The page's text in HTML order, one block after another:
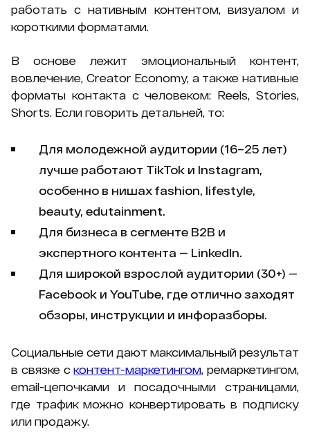
работать с нативным контентом, визуалом и
короткими форматами.
В основе лежит эмоциональный контент,
вовлечение, Creator Economy, а также нативные
форматы контакта с человеком: Reels, Stories,
Shorts. Если говорить детальней, то:
Для молодежной аудитории (16–25 лет)
лучше работают TikTok и Instagram,
особенно в нишах fashion, lifestyle,
beauty, edutainment.
Для бизнеса в сегменте B2B и
экспертного контента — LinkedIn.
Для широкой взрослой аудитории (30+) —
Facebook и YouTube, где отлично заходят
обзоры, инструкции и инфоразборы.
Социальные сети дают максимальный результат
в связке сконтент-маркетингом, ремаркетингом,
email-цепочками и посадочными страницами,
где трафик можно конвертировать в подписку
или продажу.